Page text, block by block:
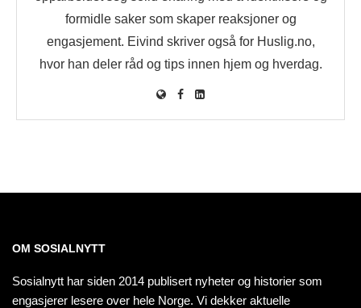
formidle saker som skaper reaksjoner og
engasjement. Eivind skriver også for Huslig.no,
hvor han deler råd og tips innen hjem og hverdag.
OM SOSIALNYTT
Sosialnytt har siden 2014 publisert nyheter og historier som
engasjerer lesere over hele Norge. Vi dekker aktuelle